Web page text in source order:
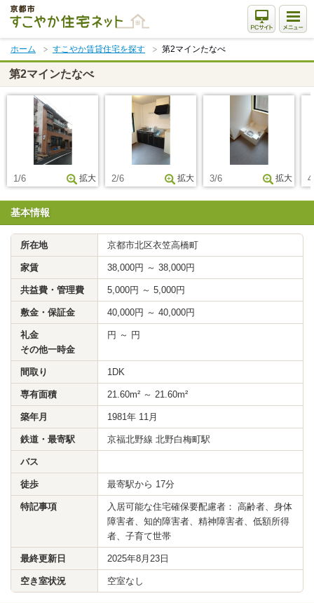
本
文
ま
で
ス
キ
ホーム すこやか賃貸住宅を探す 第2マインたなべ
第2マインたなべ
1/6 拡大 2/6 拡大 3/6 拡大
基本情報
所在地 京都市北区衣笠高橋町
家賃 38,000円 ～ 38,000円
共益費・管理費 5,000円 ～ 5,000円
敷金・保証金 40,000円 ～ 40,000円
礼金
その他一時金
円 ～ 円
間取り 1DK
専有面積 21.60m² ～ 21.60m²
築年月 1981年 11月
鉄道・最寄駅 京福北野線 北野白梅町駅
バス
徒歩 最寄駅から 17分
特記事項
入居可能な住宅確保要配慮者： 高齢者、身体
障害者、知的障害者、精神障害者、低額所得
者、子育て世帯
最終更新日 2025年8月23日
空き室状況 空室なし